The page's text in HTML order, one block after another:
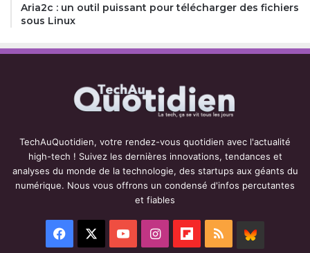
Aria2c : un outil puissant pour télécharger des fichiers
sous Linux
TechAuQuotidien, votre rendez-vous quotidien avec l'actualité
high-tech ! Suivez les dernières innovations, tendances et
analyses du monde de la technologie, des startups aux géants du
numérique. Nous vous offrons un condensé d'infos percutantes
et fiables
Facebook YouTubeInstagramFlipboard
RSS